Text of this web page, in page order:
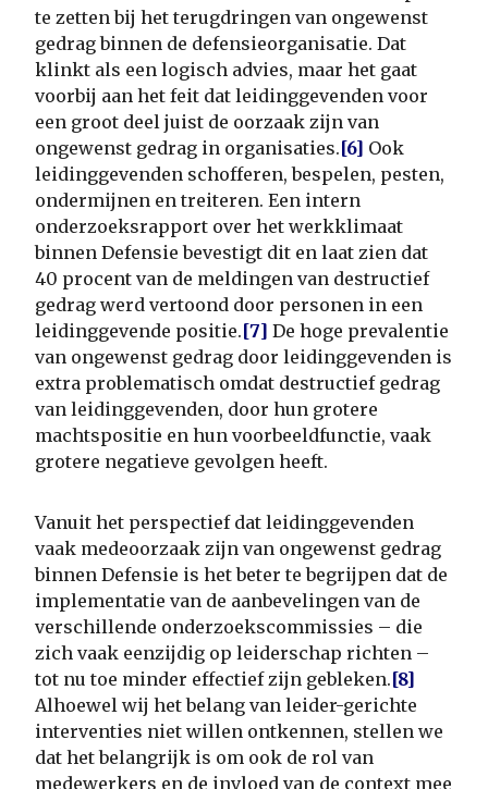
te zetten bij het terugdringen van ongewenst
gedrag binnen de defensieorganisatie. Dat
klinkt als een logisch advies, maar het gaat
voorbij aan het feit dat leidinggevenden voor
een groot deel juist de oorzaak zijn van
ongewenst gedrag in organisaties.[6] Ook
leidinggevenden schofferen, bespelen, pesten,
ondermijnen en treiteren. Een intern
onderzoeksrapport over het werkklimaat
binnen Defensie bevestigt dit en laat zien dat
40 procent van de meldingen van destructief
gedrag werd vertoond door personen in een
leidinggevende positie.[7] De hoge prevalentie
van ongewenst gedrag door leidinggevenden is
extra problematisch omdat destructief gedrag
van leidinggevenden, door hun grotere
machtspositie en hun voorbeeldfunctie, vaak
grotere negatieve gevolgen heeft.
Vanuit het perspectief dat leidinggevenden
vaak medeoorzaak zijn van ongewenst gedrag
binnen Defensie is het beter te begrijpen dat de
implementatie van de aanbevelingen van de
verschillende onderzoekscommissies – die
zich vaak eenzijdig op leiderschap richten –
tot nu toe minder effectief zijn gebleken.[8]
Alhoewel wij het belang van leider-gerichte
interventies niet willen ontkennen, stellen we
dat het belangrijk is om ook de rol van
medewerkers en de invloed van de context mee